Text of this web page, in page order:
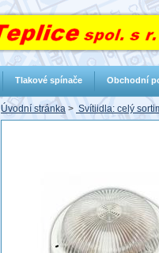
Úvodní stránka > Svítiidla: celý
Tlakové spínače Obchodní